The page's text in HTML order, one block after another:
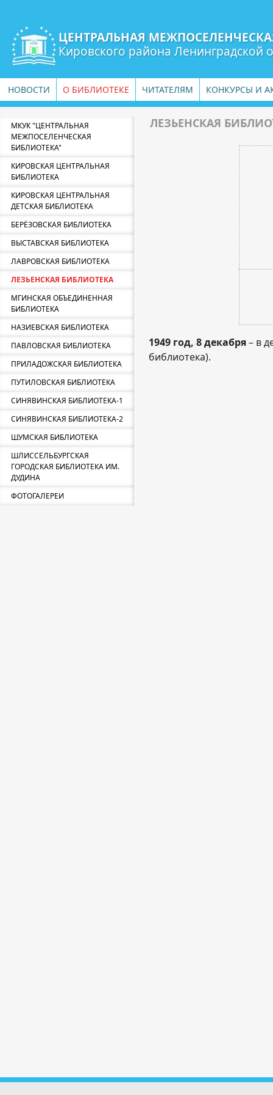
ЦЕНТРАЛЬНАЯ
Кировского района Ленинградской
НОВОСТИ О БИБЛИОТЕКЕ ЧИТАТЕЛЯМ КОНКУРСЫ И
МКУК "ЦЕНТРАЛЬНАЯ
МЕЖПОСЕЛЕНЧЕСКАЯ
БИБЛИОТЕКА"
КИРОВСКАЯ ЦЕНТРАЛЬНАЯ
БИБЛИОТЕКА
КИРОВСКАЯ ЦЕНТРАЛЬНАЯ
ДЕТСКАЯ БИБЛИОТЕКА
БЕРЁЗОВСКАЯ БИБЛИОТЕКА
ВЫСТАВСКАЯ БИБЛИОТЕКА
ЛАВРОВСКАЯ БИБЛИОТЕКА
ЛЕЗЬЕНСКАЯ БИБЛИОТЕКА
МГИНСКАЯ ОБЪЕДИНЕННАЯ
БИБЛИОТЕКА
НАЗИЕВСКАЯ БИБЛИОТЕКА
ПАВЛОВСКАЯ БИБЛИОТЕКА
ПРИЛАДОЖСКАЯ БИБЛИОТЕКА
ПУТИЛОВСКАЯ БИБЛИОТЕКА
СИНЯВИНСКАЯ БИБЛИОТЕКА-1
СИНЯВИНСКАЯ БИБЛИОТЕКА-2
ШУМСКАЯ БИБЛИОТЕКА
ШЛИССЕЛЬБУРГСКАЯ
ГОРОДСКАЯ БИБЛИОТЕКА ИМ.
ДУДИНА
ФОТОГАЛЕРЕИ
ЛЕЗЬЕНСКАЯ
1949 год, 8 декабря– в
библиотека).